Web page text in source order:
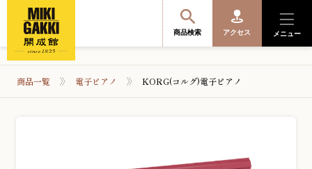
商品検索 アクセス メニュー
商品一覧 電子ピアノ KORG(コルグ)電子ピアノ